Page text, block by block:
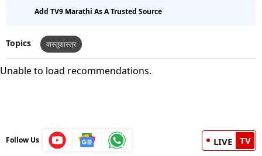
Add TV9 Marathi As A Trusted Source
Topics वास्तूशास्त्र
Unable to load recommendations.
Follow Us LIVE TV